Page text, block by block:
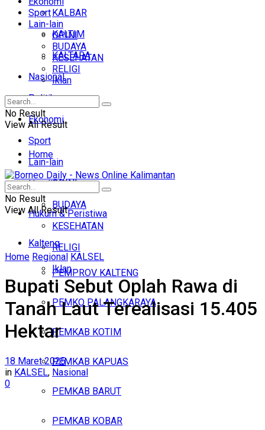
KALBAR
KALTIM
KALTARA
Nasional
Politik
Ekonomi
Sport
Lain-lain
OPINI
BUDAYA
KESEHATAN
RELIGI
Iklan
Sabtu, Agustus 8, 2026
Sport
Lain-lain
OPINI
BUDAYA
KESEHATAN
RELIGI
Iklan
No Result
View All Result
Home
Headline
Hukum & Peristiwa
Kalteng
PEMPROV KALTENG
PEMKO PALANGKARAYA
PEMKAB KOTIM
PEMKAB KAPUAS
PEMKAB BARUT
PEMKAB KOBAR
No Result
View All Result
Home Regional KALSEL
Bupati Sebut Oplah Rawa di
Tanah Laut Terealisasi 15.405
Hektar
18 Maret 2025
in KALSEL, Nasional
0